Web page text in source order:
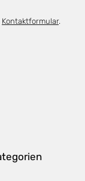
Kontaktformular.